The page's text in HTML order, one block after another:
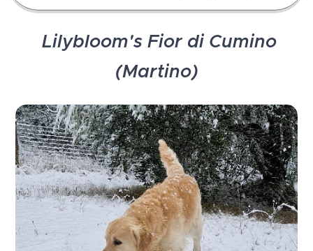
Lilybloom's Fior di Cumino
(Martino)